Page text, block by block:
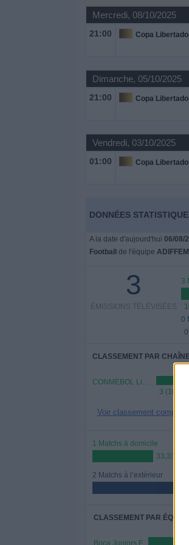
Mercredi, 08/10/2025
21:00
Dimanche, 05/10/2025
21:00
Vendredi, 03/10/2025
01:00
DONNÉES
A la date d'aujourd'hui 06/08/
Football
de l'équipe ADIFFEM
3
ÉMISSIONS TÉLÉVISÉES
3
0
CLASSEMENT PAR
CONMEBOL Libertadores YouTube
3 (100%)
Voir classement complet
1 Matchs à domicile
33,33%
2 Matchs à l’extérieur
CLASSEMENT PAR
Boca Juniors F